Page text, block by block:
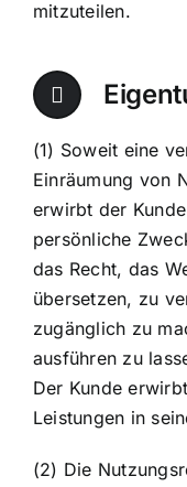
mitzuteilen.
(1) Soweit eine
Einräumung von
erwirbt der
persönliche
das Recht, das
übersetzen, zu
zugänglich zu
ausführen zu
Der Kunde
Leistungen in
(2) Die